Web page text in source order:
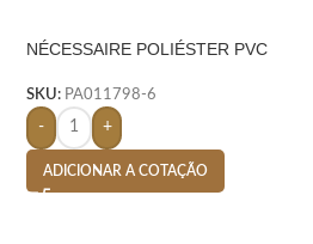
NÉCESSAIRE POLIÉSTER PVC
SKU: PA011798-6
- +
ADICIONAR A COTAÇÃO